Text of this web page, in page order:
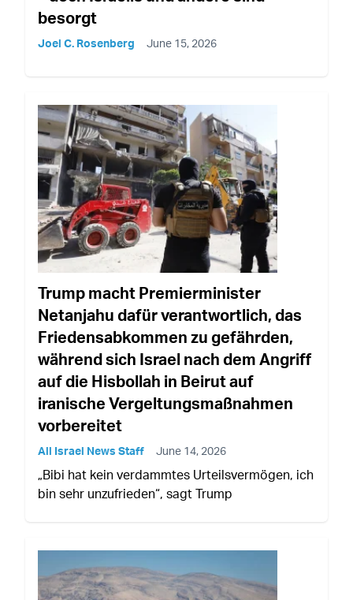
besorgt
Joel C. Rosenberg June 15, 2026
Trump macht Premierminister
Netanjahu dafür verantwortlich, das
Friedensabkommen zu gefährden,
während sich Israel nach dem Angriff
auf die Hisbollah in Beirut auf
iranische Vergeltungsmaßnahmen
vorbereitet
All Israel News Staff June 14, 2026
„Bibi hat kein verdammtes Urteilsvermögen, ich
bin sehr unzufrieden“, sagt Trump